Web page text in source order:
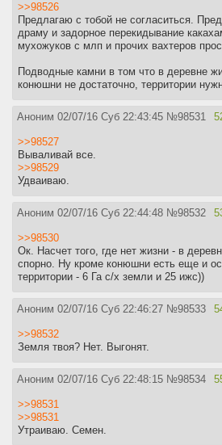
>>98526
Предлагаю с тобой не согласиться.
драму и задорное перекидывание
мухожуков с млп и прочих вахтеров
Подводные камни в том что в деревне
конюшни не достаточно, территории
Аноним 02/07/16 Суб 22:43:45 №98531
>>98527
Вываливай все.
>>98529
Удваиваю.
Аноним 02/07/16 Суб 22:44:48 №98532
>>98530
Ок. Насчет того, где нет жизни - в
спорно. Ну кроме конюшни есть еще и
территории - 6 Га с/х земли и 25 ижс))
Аноним 02/07/16 Суб 22:46:27 №98533
>>98532
Земля твоя? Нет. Выгонят.
Аноним 02/07/16 Суб 22:48:15 №98534
>>98531
>>98531
Утраиваю. Семен.